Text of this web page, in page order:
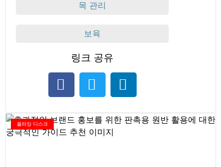
목 관리
보육
링크 공유
플라잉 디스크